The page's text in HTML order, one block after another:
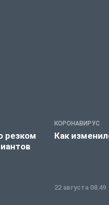
резком
КОРОНАВИРУС
Как
22 августа 08:49